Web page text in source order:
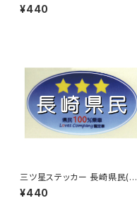
ンク)
¥440
三ツ星ステッカー 長崎県民(ブ
ルー)
¥440